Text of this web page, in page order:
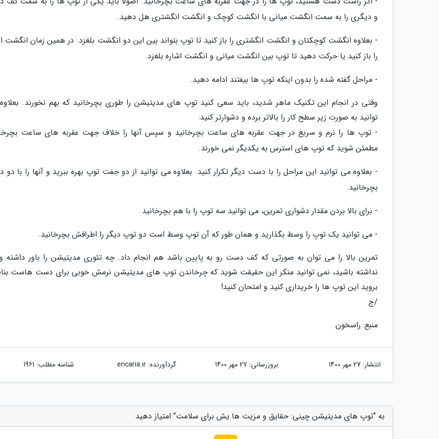
و دیگری را به سمت انگشت میانی با انگشت کوچک و انگشت انگشتری هل دهید.
- بعلاوه انگشت کوچکتان و انگشت انگشتری را باز کنید تا توپ بتواند بین این دو انگشت بلغزد. در همین زمان انگشت
را باز کنید یا حرکت دهید تا توپ بین انگشت میانی و انگشت اشاره بلغزد.
- مراحل گفته شده را بدون اینکه توپ ها بیفتند ادامه دهید.
وقتی در انجام این تکنیک ماهر شدید، باید سعی کنید توپ های مدیتیشن را طوری بچرخانید که بهم نخورند.
توانید به صورت زیر سطح کار را بالاتر برده و دشوارتر کنید:
- توپ ها را نرم و سریع در جهت عقربه های ساعت بچرخانید و سپس آنها را خلاف جهت عقربه های ساعت
مطمئن شوید که توپ های استرس به یکدیگر نمی خورند.
- بعلاوه می توانید این مراحل را با دست دیگر تکرار کنید. بعلاوه می توانید از دو جفت توپ بهره ببرید و آنها را با
بچرخانید.
- برای بالا بردن مقدار دشواری تمرین، می توانید سه توپ را با هم بچرخانید.
- می توانید یک توپ را وسط بگذارید و همان طور که آن توپ وسط است دو توپ دیگر را اطرافش بچرخانید.
تمرین بالا را می توان به صورتی که کف دست رو به پایین باشد هم انجام داد. چه تئوری مدیتیشن را باور داشته
نداشته باشید، نمی توانید منکر این حقیقت شوید که چرخاندن توپ های مدیتیشن نرمش خوبی برای دست
بروید این توپ ها را خریداری کنید و امتحان کنید!
/ج
منبع: راسخون
انتشار: 27 مهر 1400 بروزرسانی: 27 مهر 1400 گردآورنده:encaria.ir شناسه مطلب: 1961
به "توپ های مدیتیشن چینی: حقایق و مزیت ها یش برای سلامت" امتیاز دهید